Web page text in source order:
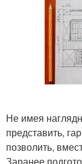
Не имея
представить,
позволить,